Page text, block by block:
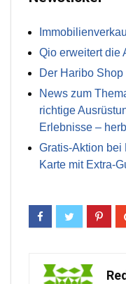
Qio erweitert die
Der Haribo Shop
News zum
richtige
Erlebnisse –
Gratis-Aktion bei
Karte mit Extra-